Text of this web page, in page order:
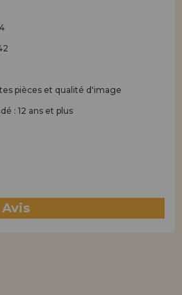
pièces et qualité d'image
: 12 ans et plus
Avis